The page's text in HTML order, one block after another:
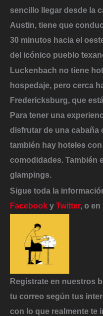
sencillo llegar desde la
Austin, tiene que
30 minutos hacia el
del icónico pueblo
Luckenbach no tiene
hospedaje, pero cerca
Fredericksburg, que
Para tener una
disfrutar de una cabaña
también hay hoteles
comodidades. También
glampings.
Sigue toda la
Facebook y Twitter, o en
Regístrate en nuestros
tu correo según tus
con lo que realmente te